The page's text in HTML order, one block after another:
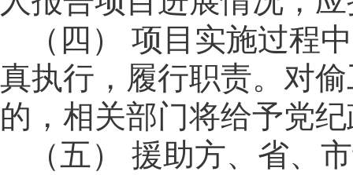
（四）
项目实施过程
真执行，履行职责。对
的，相关部门将给予党
（五）
援助方、省、